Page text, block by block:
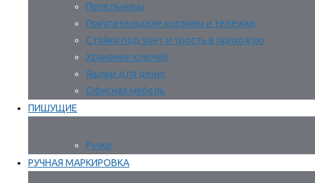
Пепельницы
Покупательские корзины и тележки
Стойки под зонт и трость в прихожую
Хранение ключей
Ящики для денег
Офисная мебель
ПИШУЩИЕ
Ручки
РУЧНАЯ МАРКИРОВКА